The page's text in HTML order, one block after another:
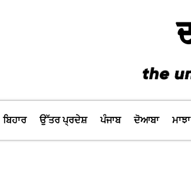
ਬਿਹਾਰ ਉੱਤਰ ਪ੍ਰਦੇਸ਼ ਪੰਜਾਬ ਦੋਆਬਾ ਮਾਝਾ